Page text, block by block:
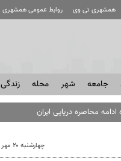
همشهری تی وی روابط عمومی همشهری
جامعه شهر محله زندگی
محاصره دریایی ایران
چهارشنبه ۲۰ مهر ۱۳۹۰ - ۱۸:۴۱